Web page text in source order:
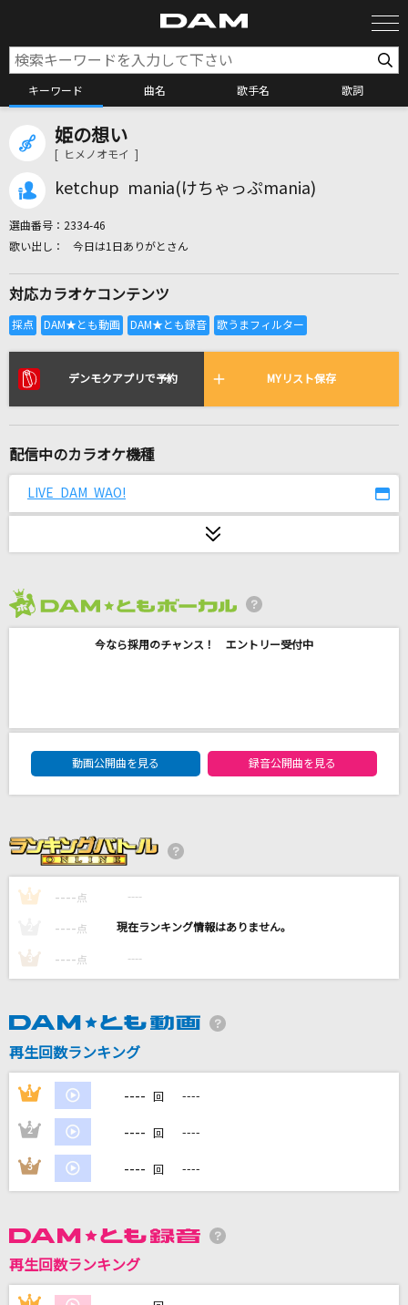
キーワード 曲名 歌手名 歌詞
カラオケ店舗検索
全国りれき
リアルタイムで歌われている曲の一覧
あびすいんざわーるど
新宝島(ビデオクリップバージョン)
With-you
森川美穂
タペストリー
RHYTHM EMOTION
Aimer(エメ)
カラオケ最新情報をチェック！
姫の想い
[ ヒメノオモイ ]
ketchup mania(けちゃっぷmania)
選曲番号： 2334-46
今日は1日ありがとさん
対応カラオケコンテンツ
デンモクアプリで予約 MYリスト保存
配信中のカラオケ機種
LIVE DAM WAO!
今なら採用のチャンス！ エントリー受付中
DAM★ともボーカルエントリーランキング
動画公開曲を見る
録音公開曲を見る
1 ---- 点 ----
---- 点 ----
3 ---- 点 ----
再生回数ランキング
1 ---- 回 ----
2 ---- 回 ----
3 ---- 回 ----
再生回数ランキング